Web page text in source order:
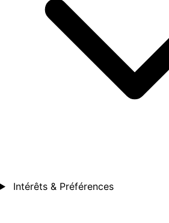
Intérêts & Préférences